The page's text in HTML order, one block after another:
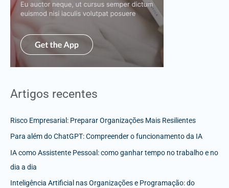
Artigos recentes
Risco Empresarial: Preparar Organizações Mais Resilientes
Para além do ChatGPT: Compreender o funcionamento da IA
IA como Assistente Pessoal: como ganhar tempo no trabalho e no
dia a dia
Inteligência Artificial nas Organizações e Programação: do